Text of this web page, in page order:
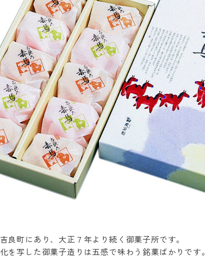
良町にあり、大正７年より続く御菓子所です。
を写した御菓子造りは五感で味わう銘菓ばかりです。